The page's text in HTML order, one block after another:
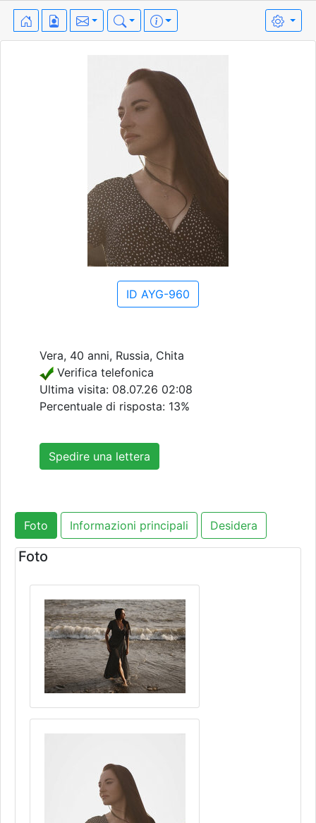
ID AYG-960
Vera, 40 anni, Russia, Chita
Verifica telefonica
Ultima visita: 08.07.26 02:08
Percentuale di risposta: 13%
Spedire una lettera
Foto Informazioni principali Desidera
Foto